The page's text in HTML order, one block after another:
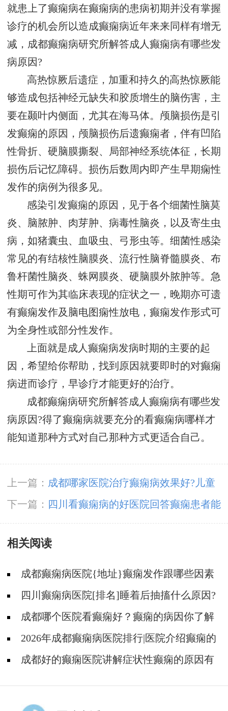
就患上了癫痫病在癫痫病的患病初期并没有掌握
诊疗的机会所以造成癫痫病近年来来同样有增无
减，成都癫痫病研究所解答成人癫痫病有哪些发
病原因?
高热惊厥后遗症，加重和持久的高热惊厥能
够造成包括神经元缺失和胶质增生的脑伤害，主
要在颞叶内侧面，尤其在海马体。颅脑损伤是引
发癫痫的原因，颅脑损伤后遗癫痫者，伴有凹陷
性骨折、硬脑膜撕裂、局部神经系统体征，长期
损伤后记忆障碍。损伤后数周内即产生早期痫性
发作的病例为很多见。
感染引发癫痫的原因，见于各个细菌性脑莫
炎、脑脓肿、肉芽肿、病毒性脑炎，以及寄生虫
病，如猪囊虫、血吸虫、弓形虫等。细菌性感染
常见的有结核性脑膜炎、流行性脑脊髓膜炎、布
鲁杆菌性脑炎、蛛网膜炎、硬脑膜外脓肿等。急
性期可作为其临床表现的症状之一，晚期亦可遗
有癫痫发作及脑电图痫性放电，癫痫发作形式可
为全身性或部分性发作。
上面就是成人癫痫病发病时期的主要的起
因，希望给你帮助，找到原因就要即时的对癫痫
病进而诊疗，早诊疗才能更好的治疗。
成都癫痫病研究所解答成人癫痫病有哪些发
病原因?得了癫痫病就要充分的看癫痫病哪样才
能知道那种方式对自己那种方式更适合自己。
上一篇： 成都哪家医院治疗癫痫病效果好?儿童
癫痫病要多久能治疗好?
下一篇：
四川看癫痫病的好医院回答癫痫患者能
进行体育运动吗?
相关阅读
成都癫痫病医院{地址}癫痫发作跟哪些因素
有关?四川癫痫病医院[排名]睡着后抽搐什么原因?
成都哪个医院看癫痫好？癫痫的病因你了解
吗?2026年成都癫痫病医院排行|医院介绍癫痫的
由来！成都好的癫痫医院讲解症状性癫痫的原因有